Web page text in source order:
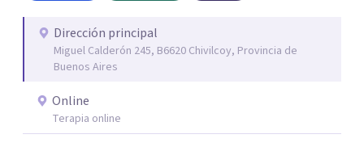
Dirección principal
Miguel Calderón 245, B6620 Chivilcoy, Provincia de
Buenos Aires
Online
Terapia online